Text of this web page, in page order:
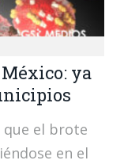
ya
que el brote
en el